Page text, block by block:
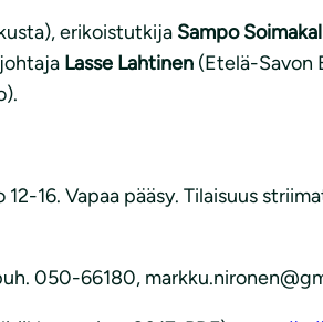
erikoistutkija Sampo
Lasse Lahtinen (Etelä-Savon
12-16. Vapaa pääsy. Tilaisuus
050-66180,